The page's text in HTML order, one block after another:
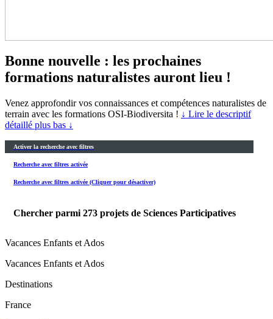
Bonne nouvelle : les prochaines
formations naturalistes auront lieu !
Venez approfondir vos connaissances et compétences naturalistes de
terrain avec les formations OSI-Biodiversita ! ↓ Lire le descriptif
détaillé plus bas ↓
Activer la recherche avec filtres
Recherche avec filtres activée
Recherche avec filtres activée (Cliquer pour désactiver)
Chercher parmi 273 projets de Sciences Participatives
Vacances Enfants et Ados
Vacances Enfants et Ados
Destinations
France